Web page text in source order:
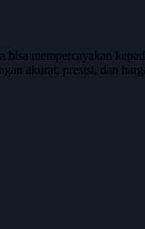
mempercayakan
akurat, presisi, dan